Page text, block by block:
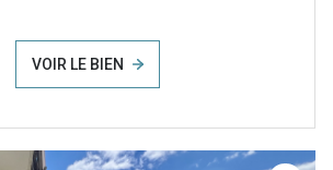
VOIR LE BIEN